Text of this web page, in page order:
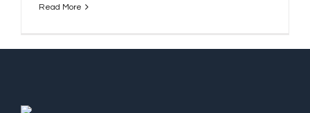
Read More